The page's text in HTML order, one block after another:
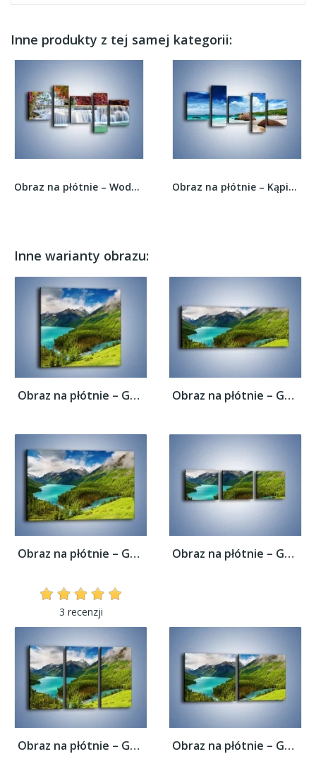
Inne produkty z tej samej kategorii:
Obraz na płótnie – Wodospad wśród czerwieni –... Obraz na płótnie – Kąpiel na bezludnej wyspie –...
Inne warianty obrazu:
Obraz na płótnie – Górski krajobraz wiosną... Obraz na płótnie – Górski krajobraz wiosną...
Obraz na płótnie – Górski krajobraz wiosną...
3 recenzji
Obraz na płótnie – Górski krajobraz wiosną...
Obraz na płótnie – Górski krajobraz wiosną... Obraz na płótnie – Górski krajobraz wiosną...